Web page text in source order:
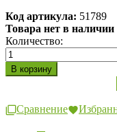
Код артикула: 51789
Товара нет в наличии
Количество:
Сравнение